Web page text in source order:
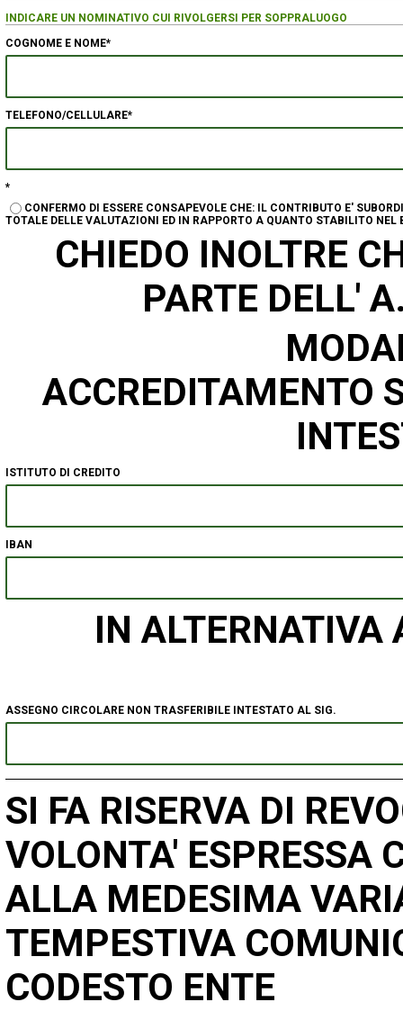
INDICARE UN NOMINATIVO CUI RIVOLGERSI PER SOPPRALUOGO
COGNOME E NOME*
TELEFONO/CELLULARE*
*
CONFERMO DI ESSERE CONSAPEVOLE CHE: IL CONTRIBUTO E'
TOTALE DELLE VALUTAZIONI ED IN RAPPORTO A QUANTO STABILITO
CHIEDO INOLTRE
PARTE DELL'
ACCREDITAMENTO
ISTITUTO DI CREDITO
IBAN
IN ALTERNATIVA
ASSEGNO CIRCOLARE NON TRASFERIBILE INTESTATO AL SIG.
SI FA RISERVA DI REVOCARE IN QUALSIASI MOMENTO LA
VOLONTA' ESPRESSA
ALLA MEDESIMA
TEMPESTIVA
CODESTO ENTE